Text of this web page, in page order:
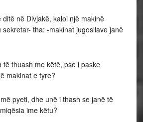
në Divjakë, kaloi një makinë
sekretar- tha: -makinat jugosllave janë
të thuash me këtë, pse i paske
makinat e tyre?
pyeti, dhe unë i thash se janë të
ime këtu?